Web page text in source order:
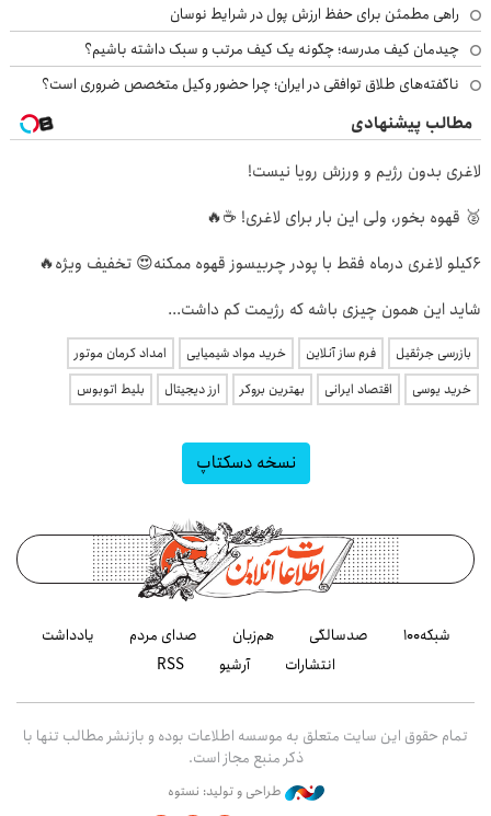
راهی مطمئن برای حفظ ارزش پول در شرایط نوسان
چیدمان کیف مدرسه؛ چگونه یک کیف مرتب و سبک داشته باشیم؟
ناگفته‌های طلاق توافقی در ایران؛ چرا حضور وکیل متخصص ضروری است؟
مطالب پیشنهادی
لاغری بدون رژیم و ورزش رویا نیست!
🥈 قهوه بخور، ولی این بار برای لاغری! ☕🔥
6کیلو لاغری درماه فقط با پودر چربیسوز قهوه ممکنه😍 تخفیف ویژه🔥
شاید این همون چیزی باشه که رژیمت کم داشت...
بازرسی جرثقیل فرم ساز آنلاین خرید مواد شیمیایی
امداد کرمان موتور
خرید یوسی
اقتصاد ایرانی بهترین بروکر ارز دیجیتال بلیط اتوبوس
نسخه دسکتاپ
شبکه۱۰۰ صدسالگی هم‌زبان صدای مردم
یادداشت
انتشارات
آرشیو RSS
تمام حقوق این سایت متعلق به موسسه اطلاعات بوده و بازنشر مطالب تنها با
ذکر منبع مجاز است.
طراحی و تولید: نستوه